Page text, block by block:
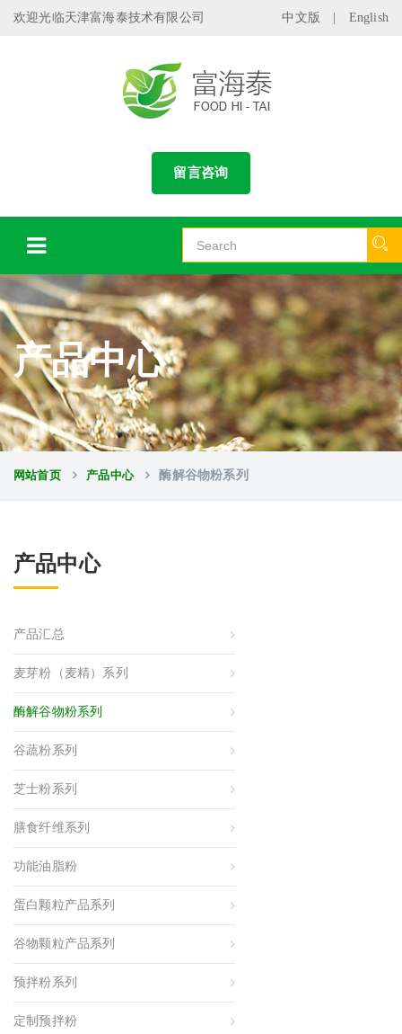
欢迎光临天津富海泰技术有限公司 中文版 English
留言咨询
产品中心
网站首页 产品中心 酶解谷物粉系列
产品中心
产品汇总
麦芽粉（麦精）系列
酶解谷物粉系列
谷蔬粉系列
芝士粉系列
膳食纤维系列
功能油脂粉
蛋白颗粒产品系列
谷物颗粒产品系列
预拌粉系列
定制预拌粉